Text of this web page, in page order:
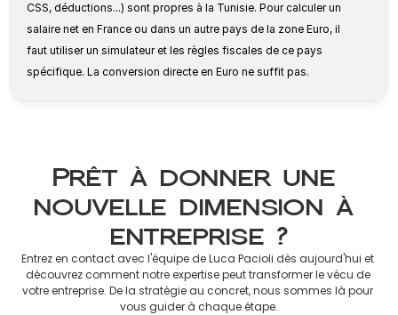
CSS, déductions...) sont propres à la Tunisie. Pour calculer un
salaire net en France ou dans un autre pays de la zone Euro, il
faut utiliser un simulateur et les règles fiscales de ce pays
spécifique. La conversion directe en Euro ne suffit pas.
Prêt à donner une
nouvelle dimension à
entreprise ?
Entrez en contact avec l'équipe de Luca Pacioli dès aujourd'hui et
découvrez comment notre expertise peut transformer le vécu de
votre entreprise. De la stratégie au concret, nous sommes là pour
vous guider à chaque étape.